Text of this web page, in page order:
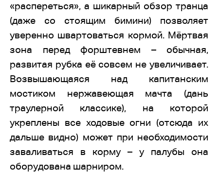
«распереться», а шикарный обзор транца
(даже со стоящим бимини) позволяет
уверенно швартоваться кормой. Мёртвая
зона перед форштевнем – обычная,
развитая рубка её совсем не увеличивает.
Возвышающаяся над капитанским
мостиком нержавеющая мачта (дань
траулерной классике), на которой
укреплены все ходовые огни (отсюда их
дальше видно) может при необходимости
заваливаться в корму – у палубы она
оборудована шарниром.